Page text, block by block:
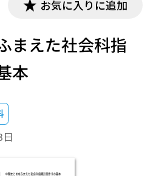
お気に入りに追加
まえた社会科指
本